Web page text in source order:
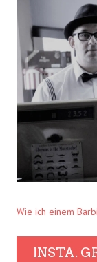
Wie ich einem
INSTA.